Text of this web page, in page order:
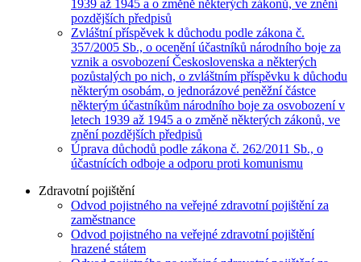
1939 až 1945 a o změně některých zákonů, ve znění
pozdějších předpisů
Zvláštní příspěvek k důchodu podle zákona č.
357/2005 Sb., o ocenění účastníků národního boje za
vznik a osvobození Československa a některých
pozůstalých po nich, o zvláštním příspěvku k důchodu
některým osobám, o jednorázové peněžní částce
některým účastníkům národního boje za osvobození v
letech 1939 až 1945 a o změně některých zákonů, ve
znění pozdějších předpisů
Úprava důchodů podle zákona č. 262/2011 Sb., o
účastnících odboje a odporu proti komunismu
Zdravotní pojištění
Odvod pojistného na veřejné zdravotní pojištění za
zaměstnance
Odvod pojistného na veřejné zdravotní pojištění
hrazené státem